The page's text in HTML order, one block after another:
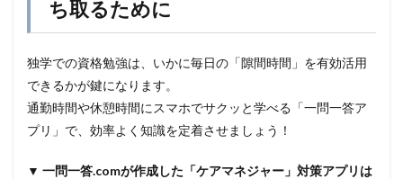
ち取るために
独学での資格勉強は、いかに毎日の「隙間時間」を有効活用
できるかが鍵になります。
通勤時間や休憩時間にスマホでサクッと学べる「一問一答ア
プリ」で、効率よく知識を定着させましょう！
▼ 一問一答.comが作成した「ケアマネジャー」対策アプリは